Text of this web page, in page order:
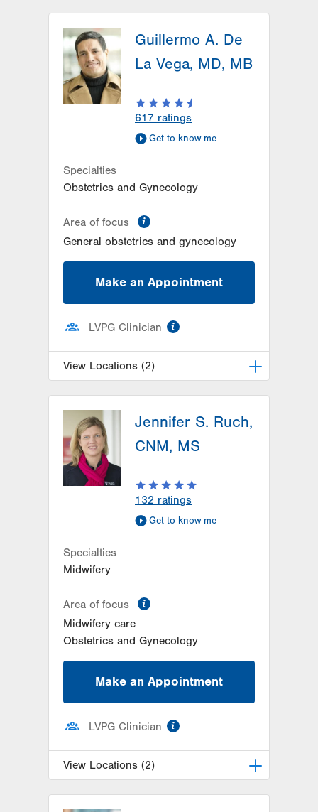
Guillermo A. De
La Vega, MD, MB
617 ratings
Get to know me
Specialties
Obstetrics and Gynecology
Area of focus
General obstetrics and gynecology
Make an Appointment
LVPG Clinician
View Locations (2)
Fogelsville
1431 Nursery Street
Suite 202
Fogelsville ,
Get Directions
(484) 273-4377
LVPG Obstetrics and Gynecology-
Suite 300
Allentown
Jennifer S. Ruch,
CNM, MS
132 ratings
Get to know me
Specialties
Midwifery
Area of focus
Midwifery care
Obstetrics and Gynecology
Make an Appointment
LVPG Clinician
View Locations (2)